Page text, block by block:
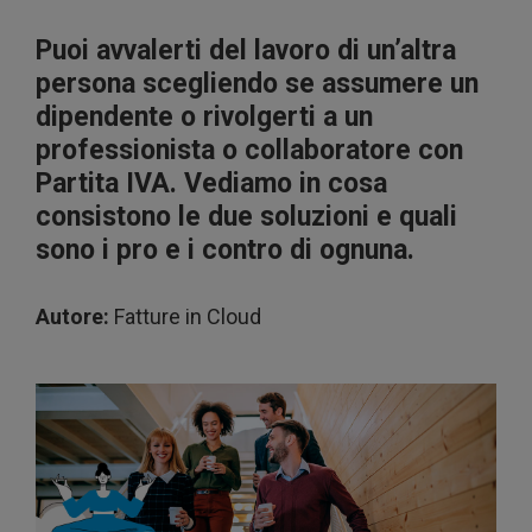
Puoi avvalerti del lavoro di un’altra
persona scegliendo se assumere un
dipendente o rivolgerti a un
professionista o collaboratore con
Partita IVA. Vediamo in cosa
consistono le due soluzioni e quali
sono i pro e i contro di ognuna.
Autore: Fatture in Cloud